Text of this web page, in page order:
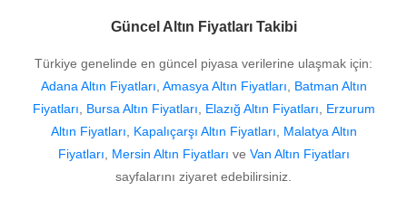
Güncel Altın Fiyatları Takibi
Türkiye genelinde en güncel piyasa verilerine ulaşmak için:
Adana Altın Fiyatları, Amasya Altın Fiyatları, Batman Altın
Fiyatları, Bursa Altın Fiyatları, Elazığ Altın Fiyatları, Erzurum
Altın Fiyatları, Kapalıçarşı Altın Fiyatları, Malatya Altın
Fiyatları, Mersin Altın Fiyatları ve Van Altın Fiyatları
sayfalarını ziyaret edebilirsiniz.